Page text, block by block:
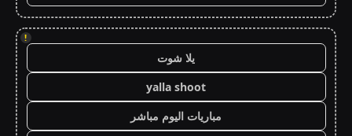
!
يلا شوت
yalla shoot
مباريات اليوم مباشر